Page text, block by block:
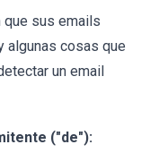
sus emails
algunas cosas que
un email
("de"):